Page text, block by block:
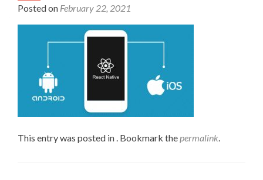
Posted on February 22, 2021
This entry was posted in . Bookmark thepermalink.